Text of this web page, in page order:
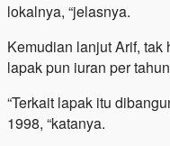
lokalnya, “jelasnya.
Kemudian lanjut Arif,
lapak pun iuran per
“Terkait lapak itu
1998, “katanya.